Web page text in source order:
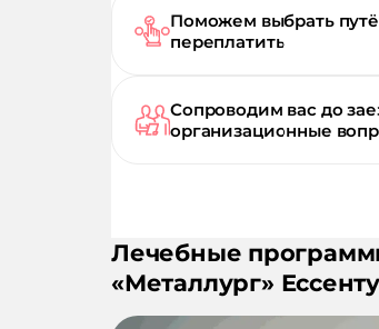
Поможем выбрать
переплатить
Сопроводим вас до
организационные
Лечебные
«Металлург»